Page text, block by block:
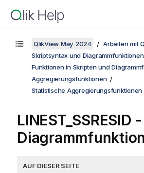
QlikView May 2024
Arbeiten mit
Skriptsyntax und Diagrammfunktionen
Funktionen in Skripten und
Aggregierungsfunktionen
Statistische Aggregierungsfunktionen
LINEST_SSRESID -
Diagrammfunktion
AUF DIESER SEITE